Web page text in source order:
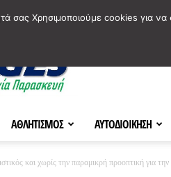
ΑΘΛΗΤΙΣΜΟΣ ΑΥΤΟΔΙΟΙΚΗΣΗ
και χωρίς την παραμικρή προοπτική για
σας Χρησιμοποιούμε cookies για